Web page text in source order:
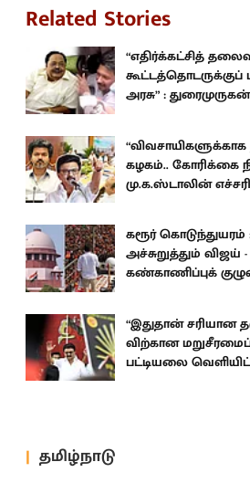
Related Stories
“எதிர்க்கட்சித்
அரசு” :
கழகம்.. கோரிக்கை
மு.க.ஸ்டாலின்
கரூர்
அச்சுறுத்தும் விஜய்
கண்காணிப்புக்
“இதுதான் சரியான
விற்கான
பட்டியலை
தமிழ்நாடு